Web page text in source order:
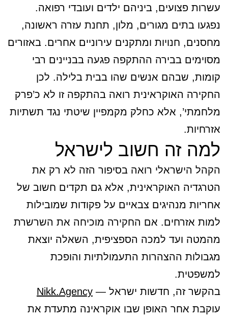
עשרות פצועים, ביניהם ילדים ועובדי רפואה.
נפגעו בתים מגורים, מלון, תחנת עזרה ראשונה,
מחסנים, חנויות ומתקנים עירוניים אחרים. באזורים
מסוימים בבירה ההתקפה פגעה בבניינים רבי
קומות, שבהם אנשים שהו בבית בלילה. לכן
החקירה האוקראינית רואה בהתקפה זו לא כ’פרק
מלחמתי’, אלא כחלק מקמפיין שיטתי נגד תשתיות
אזרחיות.
למה זה חשוב לישראל
הקהל הישראלי רואה בסיפור הזה לא רק את
הטרגדיה האוקראינית, אלא גם תקדים חשוב של
אחריות מנהיגים צבאיים על פקודות שמובילות
למות אזרחים. אם החקירה מוכיחה את השרשרת
מהמטה ועד למכה הספציפית, השאלה יוצאת
מגבולות ההצהרות התעמולתיות והופכת
למשפטית.
בהקשר זה, חדשות ישראל — Nikk.Agency
עוקבת אחר האופן שבו אוקראינה מתעדת את